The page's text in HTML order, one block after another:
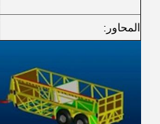
المحاور: